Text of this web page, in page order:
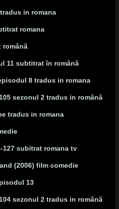
in romana
romana
română
11 subtitrat în română
8 tradus in romana
sezonul 2 tradus in română
tradus in romana
subitrat romana tv
(2006) film comedie
13
sezonul 2 tradus in română